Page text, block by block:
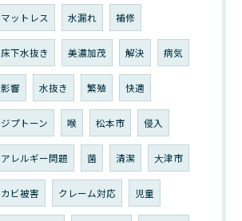
マットレス 水漏れ 補修
床下水抜き 美濃加茂 解決 病気
影響 水抜き 繁殖 快適
ジプトーン 喉 松本市 侵入
アレルギー問題 菌 清潔 大津市
カビ被害 クレーム対応 児童